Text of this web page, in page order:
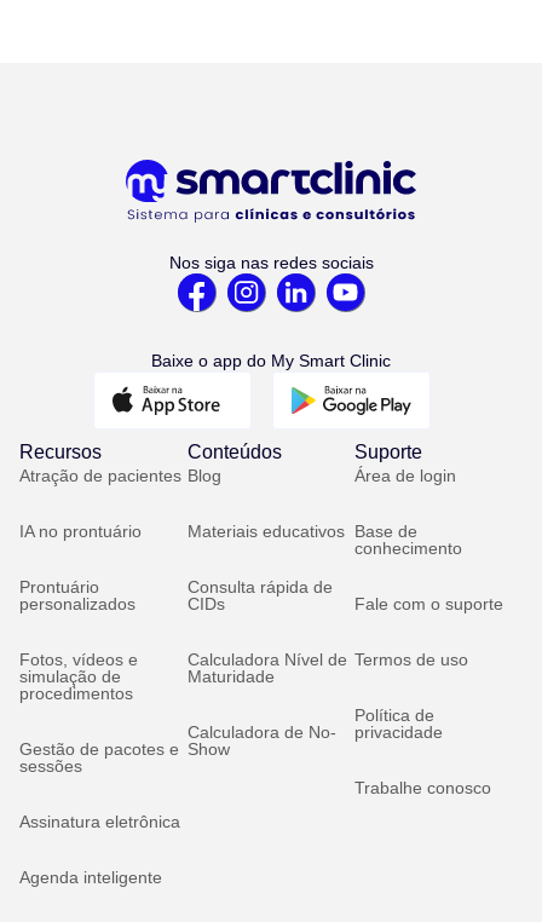
Nos siga nas redes sociais
Baixe o app do My Smart Clinic
Recursos
Atração de pacientes
IA no prontuário
Prontuário
personalizados
Fotos, vídeos e
simulação de
procedimentos
Gestão de pacotes e
sessões
Assinatura eletrônica
Agenda inteligente
Conteúdos
Blog
Materiais educativos
Consulta rápida de
CIDs
Calculadora Nível de
Maturidade
Calculadora de No-
Show
Suporte
Área de login
Base de
conhecimento
Fale com o suporte
Termos de uso
Política de
privacidade
Trabalhe conosco